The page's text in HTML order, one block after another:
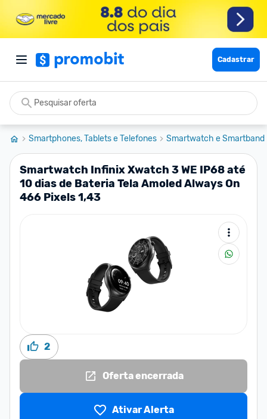
Cadastrar
Smartphones, Tablets e Telefones Smartwatch e Smartband
Smartwatch Infinix Xwatch 3 WE IP68 até
10 dias de Bateria Tela Amoled Always On
466 Pixels 1,43
2
Oferta encerrada
Ativar Alerta